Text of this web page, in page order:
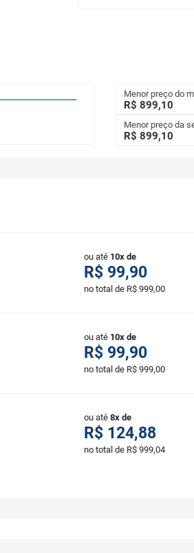
Menor preço do
R$ 899,10
Menor preço da
R$ 899,10
ou até 10x de
R$ 99,90
no total de R$ 999,00
ou até 10x de
R$ 99,90
no total de R$ 999,00
ou até 8x de
R$ 124,88
no total de R$ 999,04